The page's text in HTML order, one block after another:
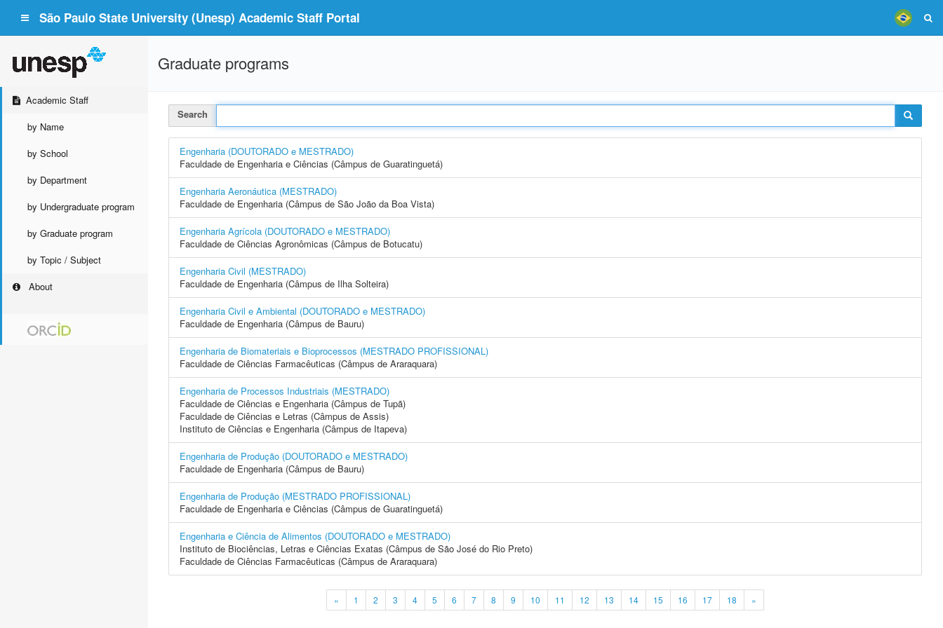
São Paulo State University (Unesp) Academic Staff Portal
Academic Staff
by Name
by School
by Department
by Undergraduate program
by Graduate program
by Topic / Subject
About
Graduate programs
Search
Engenharia (DOUTORADO e MESTRADO)
Faculdade de Engenharia e Ciências (Câmpus de Guaratinguetá)
Engenharia Aeronáutica (MESTRADO)
Faculdade de Engenharia (Câmpus de São João da Boa Vista)
Engenharia Agrícola (DOUTORADO e MESTRADO)
Faculdade de Ciências Agronômicas (Câmpus de Botucatu)
Engenharia Civil (MESTRADO)
Faculdade de Engenharia (Câmpus de Ilha Solteira)
Engenharia Civil e Ambiental (DOUTORADO e MESTRADO)
Faculdade de Engenharia (Câmpus de Bauru)
Engenharia de Biomateriais e Bioprocessos (MESTRADO PROFISSIONAL)
Faculdade de Ciências Farmacêuticas (Câmpus de Araraquara)
Engenharia de Processos Industriais (MESTRADO)
Faculdade de Ciências e Engenharia (Câmpus de Tupã)
Faculdade de Ciências e Letras (Câmpus de Assis)
Instituto de Ciências e Engenharia (Câmpus de Itapeva)
Engenharia de Produção (DOUTORADO e MESTRADO)
Faculdade de Engenharia (Câmpus de Bauru)
Engenharia de Produção (MESTRADO PROFISSIONAL)
Faculdade de Engenharia e Ciências (Câmpus de Guaratinguetá)
Engenharia e Ciência de Alimentos (DOUTORADO e MESTRADO)
Instituto de Biociências, Letras e Ciências Exatas (Câmpus de São José do Rio Preto)
Faculdade de Ciências Farmacêuticas (Câmpus de Araraquara)
« 1 2 3 4 5 6 7 8 9 10 11 12 13 14 15 16 17 18 »